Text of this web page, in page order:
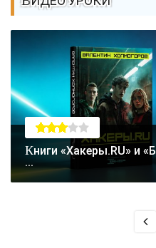
Книги «Хакеры.RU» и «Белый хакер» еще можно
...